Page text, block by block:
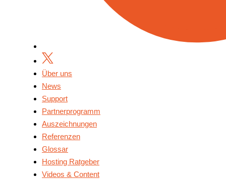
Über uns
News
Support
Partnerprogramm
Auszeichnungen
Referenzen
Glossar
Hosting Ratgeber
Videos & Content